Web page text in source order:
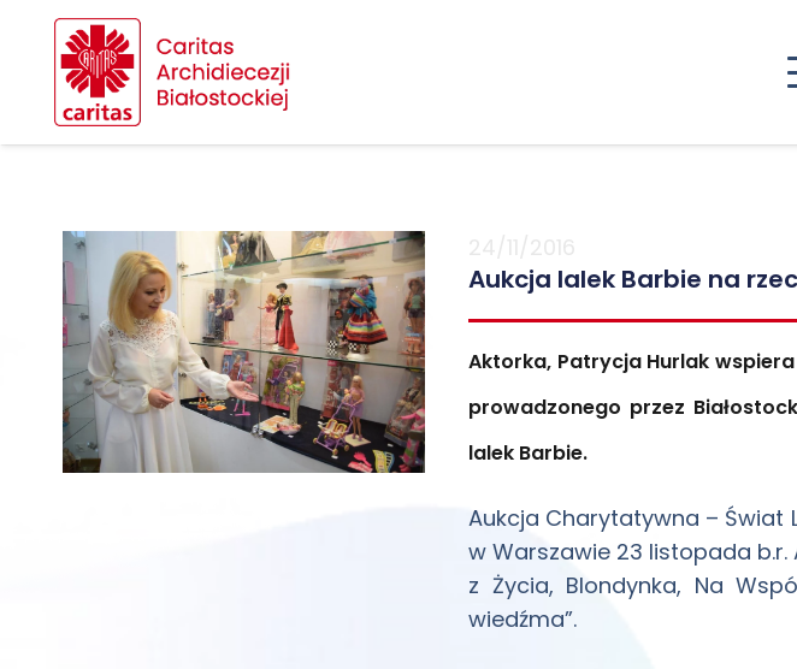
Aukcja lalek Barbie na
Aktorka, Patrycja Hurlak
prowadzonego przez
lalek Barbie.
Aukcja Charytatywna – Świat
w Warszawie 23 listopada b.r.
z Życia, Blondynka, Na
wiedźma”.